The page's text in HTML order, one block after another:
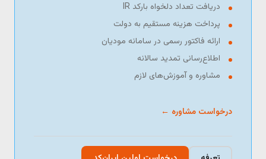
دریافت تعداد دلخواه بارکد IR
پرداخت هزینه مستقیم به دولت
ارائه فاکتور رسمی در سامانه مودیان
اطلاع‌رسانی تمدید سالانه
مشاوره و آموزش‌های لازم
درخواست مشاوره ←